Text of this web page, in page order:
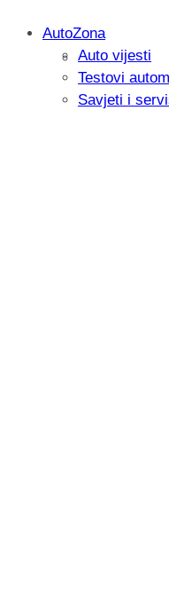
AutoZona
Auto vijesti
Testovi
Savjeti i